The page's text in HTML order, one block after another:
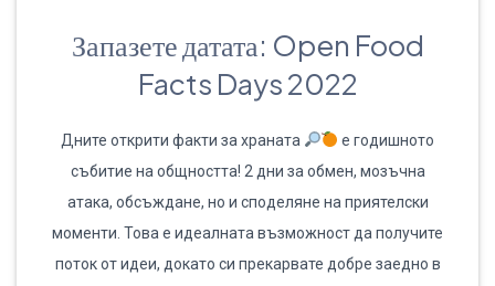
Запазете датата: Open Food
Facts Days 2022
Дните открити факти за храната
е годишното
събитие на общността! 2 дни за обмен, мозъчна
атака, обсъждане, но и споделяне на приятелски
моменти. Това е идеалната възможност да получите
поток от идеи, докато си прекарвате добре заедно в